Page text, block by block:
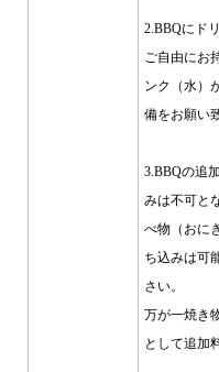
2.BBQにド
ご自由にお
ンク（水）
備をお願い
3.BBQの追
みは不可と
べ物（おに
ち込みは可
さい。
万が一焼き
として追加